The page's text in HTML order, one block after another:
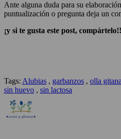
Ante alguna duda para su
puntualización o pregunta deja un
¡y si te gusta este post,
Tags: Alubias , garbanzos , olla
sin huevo , sin lactosa